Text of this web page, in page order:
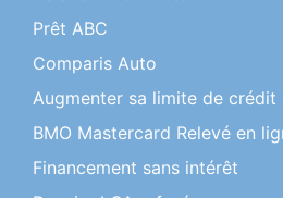
Prêt ABC
Comparis Auto
Augmenter sa limite de crédit
BMO Mastercard Relevé en
Financement sans intérêt